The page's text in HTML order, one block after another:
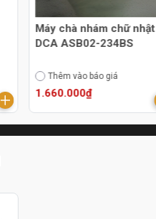
Máy chà nhám chữ nhật
DCA ASB02-234BS
Thêm vào báo giá
1.660.000₫